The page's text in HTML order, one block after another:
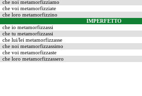
che noi metamorfizziamo
che voi metamorfizziate
che loro metamorfizzino
IMPERFETTO
che io metamorfizzassi
che tu metamorfizzassi
che lui/lei metamorfizzasse
che noi metamorfizzassimo
che voi metamorfizzaste
che loro metamorfizzassero